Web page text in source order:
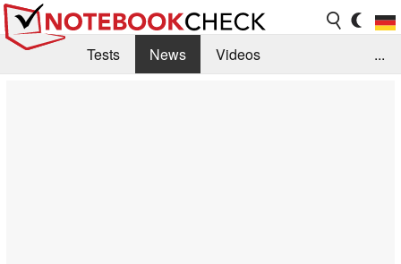
Tests News
Videos
...